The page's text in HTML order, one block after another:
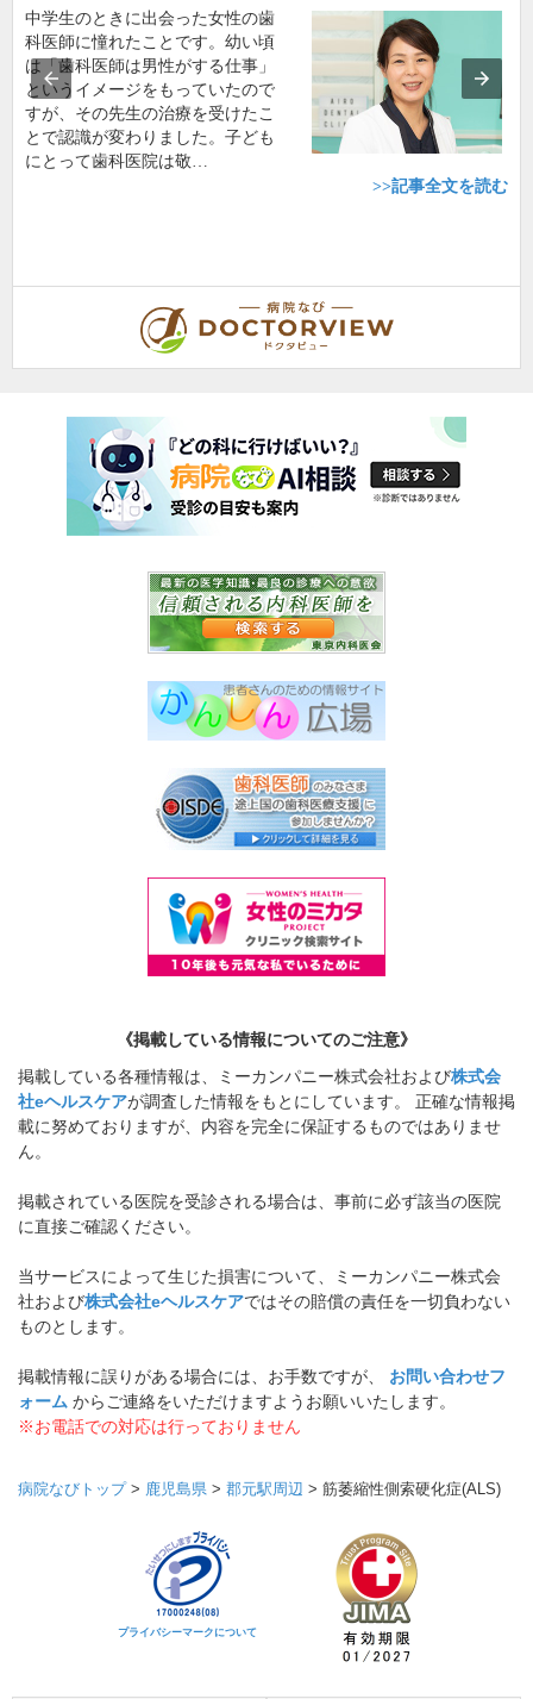
中学生のときに出会った女性の歯
科医師に憧れたことです。幼い頃
は「歯科医師は男性がする仕事」
というイメージをもっていたので
すが、その先生の治療を受けたこ
とで認識が変わりました。子ども
にとって歯科医院は敬…
>>記事全文を読む
《掲載している情報についてのご注意》
掲載している各種情報は、ミーカンパニー株式会社および株式会
社eヘルスケアが調査した情報をもとにしています。 正確な情報掲
載に努めておりますが、内容を完全に保証するものではありませ
ん。
掲載されている医院を受診される場合は、事前に必ず該当の医院
に直接ご確認ください。
当サービスによって生じた損害について、ミーカンパニー株式会
社および株式会社eヘルスケアではその賠償の責任を一切負わない
ものとします。
掲載情報に誤りがある場合には、お手数ですが、 お問い合わせフ
ォーム からご連絡をいただけますようお願いいたします。
※お電話での対応は行っておりません
病院なびトップ> 鹿児島県 > 郡元駅周辺 > 筋萎縮性側索硬化症(ALS)
プライバシーマークについて